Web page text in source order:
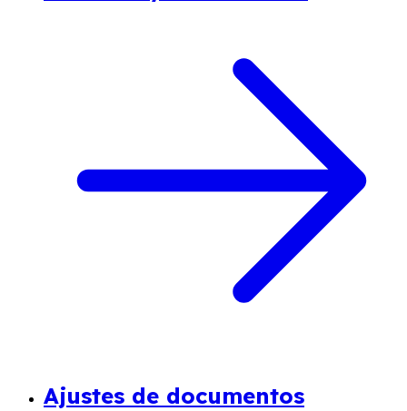
Ajustes de documentos